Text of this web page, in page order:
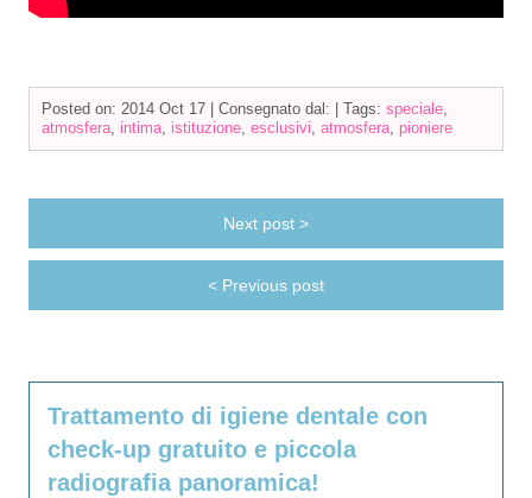
Posted on: 2014 Oct 17 | Consegnato dal: Tags: speciale,
atmosfera, intima, istituzione, esclusivi, atmosfera, pioniere
Next post >
< Previous post
Trattamento di igiene dentale con
check-up gratuito e piccola
radiografia panoramica!